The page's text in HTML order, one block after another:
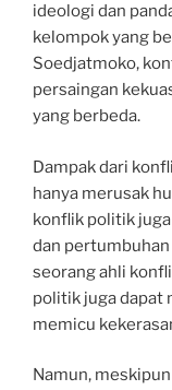
ideologi dan
kelompok yang
Soedjatmoko,
persaingan
yang berbeda.
Dampak dari
hanya merusak
konflik politik
dan pertumbuhan
seorang ahli
politik juga dapat
memicu
Namun,